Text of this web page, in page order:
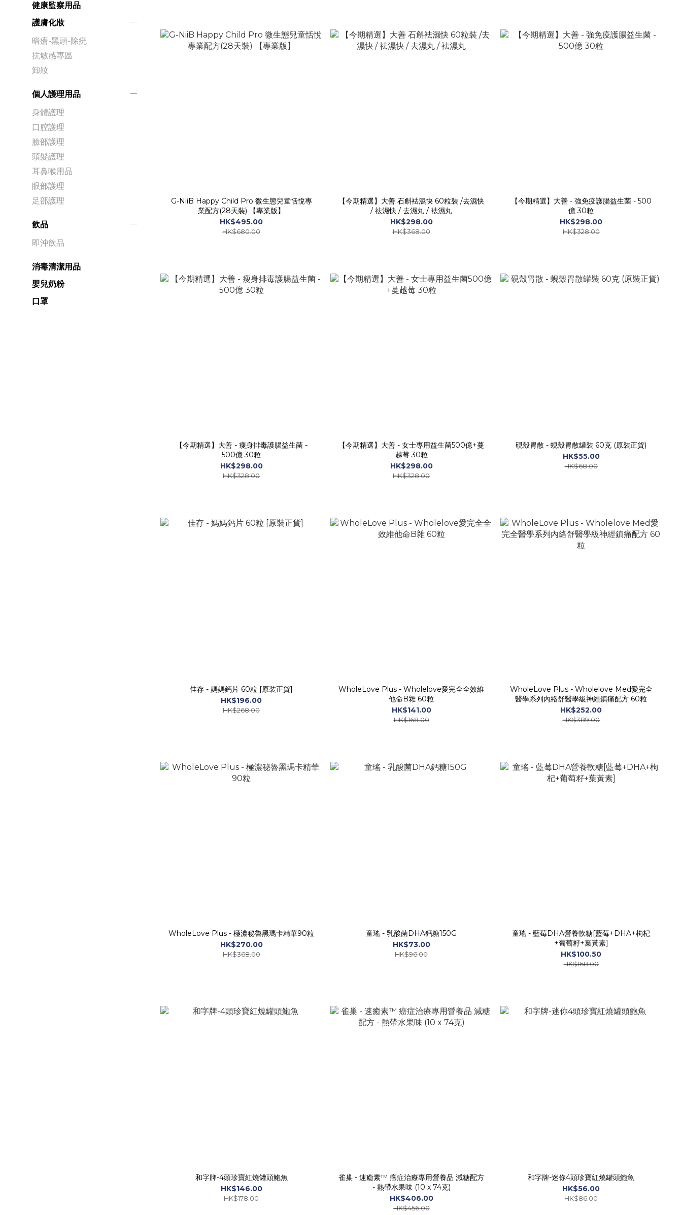
健康監察用品
護膚化妝
暗瘡-黑頭-除疣
抗敏感專區
卸妝
個人護理用品
身體護理
口腔護理
臉部護理
頭髮護理
耳鼻喉用品
眼部護理
足部護理
飲品
即沖飲品
消毒清潔用品
嬰兒奶粉
口罩
G-NiiB Happy Child Pro 微生態兒童恬悅專
業配方(28天裝) 【專業版】
HK$495.00
HK$680.00
【今期精選】大善 石斛袪濕快 60粒裝 /去濕快
/ 祛濕快 / 去濕丸 / 袪濕丸
HK$298.00
HK$368.00
【今期精選】大善 - 強免疫護腸益生菌 - 500
億 30粒
HK$298.00
HK$328.00
【今期精選】大善 - 瘦身排毒護腸益生菌 -
500億 30粒
HK$298.00
HK$328.00
【今期精選】大善 - 女士專用益生菌500億+蔓
越莓 30粒
HK$298.00
HK$328.00
硯殼胃散 - 蜆殼胃散罐裝 60克 (原裝正貨)
HK$55.00
HK$68.00
佳存 - 媽媽鈣片 60粒 [原裝正貨]
HK$196.00
HK$268.00
WholeLove Plus - Wholelove愛完全全效維
他命B雜 60粒
HK$141.00
HK$168.00
WholeLove Plus - Wholelove Med愛完全
醫學系列內絡舒醫學級神經鎮痛配方 60粒
HK$252.00
HK$389.00
WholeLove Plus - 極濃秘魯黑瑪卡精華90粒
HK$270.00
HK$368.00
童瑤 - 乳酸菌DHA鈣糖150G
HK$73.00
HK$96.00
童瑤 - 藍莓DHA營養軟糖[藍莓+DHA+枸杞
+葡萄籽+葉黃素]
HK$100.50
HK$168.00
和字牌-4頭珍寶紅燒罐頭鮑魚
HK$146.00
HK$178.00
雀巢 - 速癒素™ 癌症治療專用營養品 減糖配方
- 熱帶水果味 (10 x 74克)
HK$406.00
HK$456.00
和字牌-迷你4頭珍寶紅燒罐頭鮑魚
HK$56.00
HK$86.00